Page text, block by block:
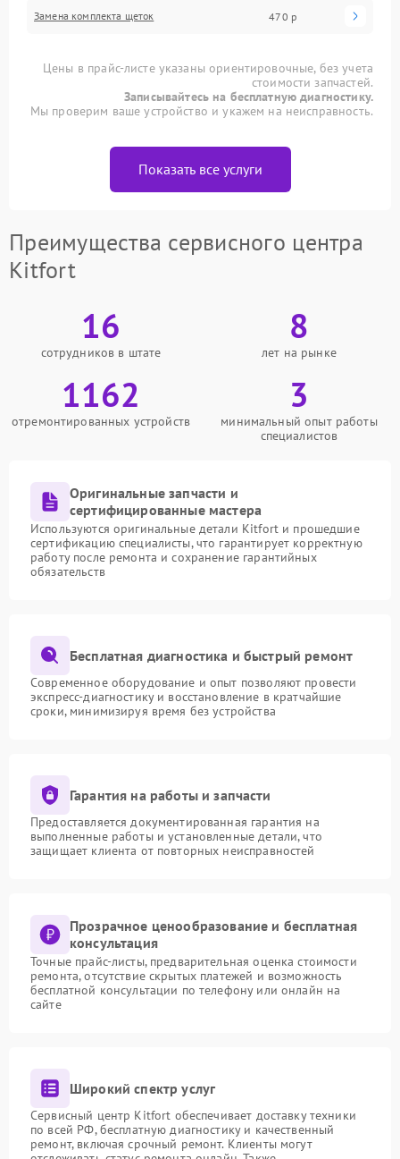
Замена комплекта щеток 470 р
Цены в прайс-листе указаны ориентировочные, без учета
стоимости запчастей.
Записывайтесь на бесплатную диагностику.
Мы проверим ваше устройство и укажем на неисправность.
Показать все услуги
Преимущества сервисного центра
Kitfort
16
сотрудников в штате
8
лет на рынке
1162
отремонтированных устройств
3
минимальный опыт работы
специалистов
Оригинальные запчасти и
сертифицированные мастера
Используются оригинальные детали Kitfort и прошедшие
сертификацию специалисты, что гарантирует корректную
работу после ремонта и сохранение гарантийных
обязательств
Бесплатная диагностика и быстрый ремонт
Современное оборудование и опыт позволяют провести
экспресс-диагностику и восстановление в кратчайшие
сроки, минимизируя время без устройства
Гарантия на работы и запчасти
Предоставляется документированная гарантия на
выполненные работы и установленные детали, что
защищает клиента от повторных неисправностей
Прозрачное ценообразование и бесплатная
консультация
Точные прайс-листы, предварительная оценка стоимости
ремонта, отсутствие скрытых платежей и возможность
бесплатной консультации по телефону или онлайн на
сайте
Широкий спектр услуг
Сервисный центр Kitfort обеспечивает доставку техники
по всей РФ, бесплатную диагностику и качественный
ремонт, включая срочный ремонт. Клиенты могут